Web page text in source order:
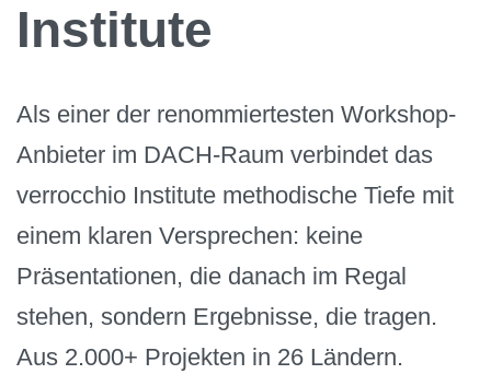
Institute
Als einer der renommiertesten Workshop-
Anbieter im DACH-Raum verbindet das
verrocchio Institute methodische Tiefe mit
einem klaren Versprechen: keine
Präsentationen, die danach im Regal
stehen, sondern Ergebnisse, die tragen.
Aus 2.000+ Projekten in 26 Ländern.